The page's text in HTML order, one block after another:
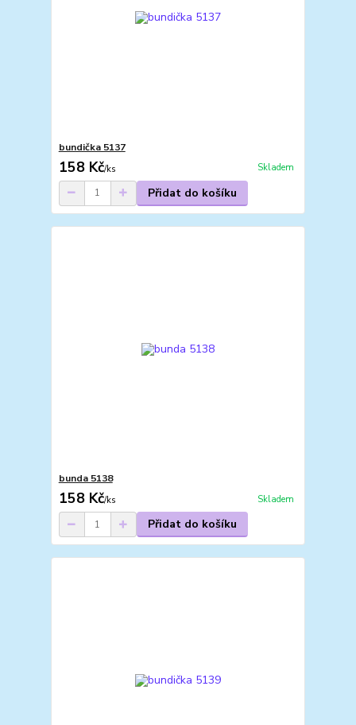
bundička 5137
158 Kč/ks Skladem
Přidat do košíku
bunda 5138
158 Kč/ks Skladem
Přidat do košíku